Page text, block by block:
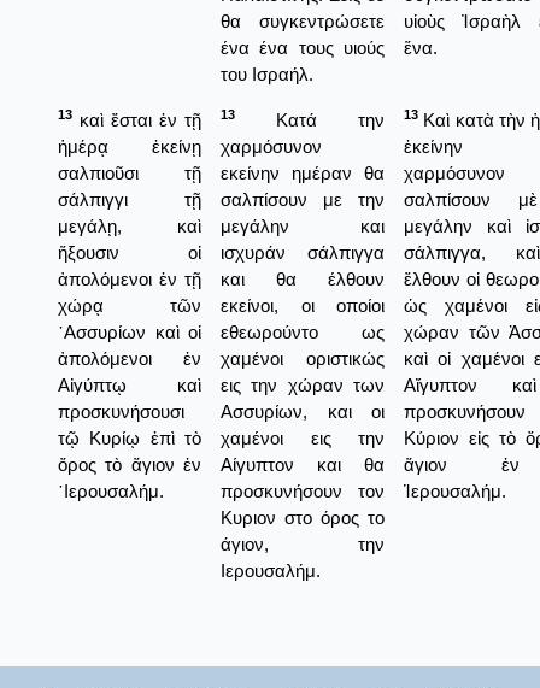
θα συγκεντρώσετε
ένα ένα τους υιούς
του Ισραήλ.
υἱοὺς
ἕνα.
13 καὶ ἔσται ἐν τῇ
ἡμέρᾳ ἐκείνῃ
σαλπιοῦσι τῇ
σάλπιγγι τῇ
μεγάλῃ, καὶ
ἥξουσιν οἱ
ἀπολόμενοι ἐν τῇ
χώρᾳ τῶν
᾿Ασσυρίων καὶ οἱ
ἀπολόμενοι ἐν
Αἰγύπτῳ καὶ
προσκυνήσουσι
τῷ Κυρίῳ ἐπὶ τὸ
ὄρος τὸ ἅγιον ἐν
῾Ιερουσαλήμ.
13
Κατά την
χαρμόσυνον
εκείνην ημέραν θα
σαλπίσουν με την
μεγάλην και
ισχυράν σάλπιγγα
και θα έλθουν
εκείνοι, οι οποίοι
εθεωρούντο ως
χαμένοι οριστικώς
εις την χώραν των
Ασσυρίων, και οι
χαμένοι εις την
Αίγυπτον και θα
προσκυνήσουν τον
Κυριον στο όρος το
άγιον, την
Ιερουσαλήμ.
13 Καὶ κατὰ τὴν
ἐκείνην
σαλπίσουν
μεγάλην καὶ
σάλπιγγα,
ἔλθουν οἱ
ὡς χαμένοι
χώραν τῶν
καὶ οἱ χαμένοι
Αἴγυπτον
Κύριον εἰς τὸ
ἅγιον
Ἱερουσαλήμ.